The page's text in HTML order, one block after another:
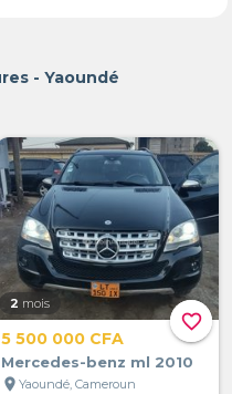
- Yaoundé
favorite_border
2 mois
5 500 000 CFA
Mercedes-benz ml 2010
location_on Yaoundé, Cameroun